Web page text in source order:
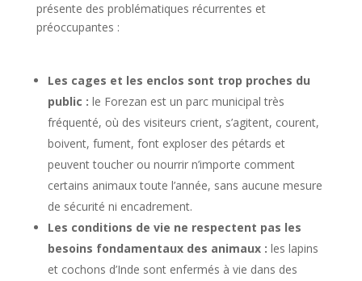
présente des problématiques récurrentes et
préoccupantes :
Les cages et les enclos sont trop proches du
public : le Forezan est un parc municipal très
fréquenté, où des visiteurs crient, s’agitent, courent,
boivent, fument, font exploser des pétards et
peuvent toucher ou nourrir n’importe comment
certains animaux toute l’année, sans aucune mesure
de sécurité ni encadrement.
Les conditions de vie ne respectent pas les
besoins fondamentaux des animaux : les lapins
et cochons d’Inde sont enfermés à vie dans des